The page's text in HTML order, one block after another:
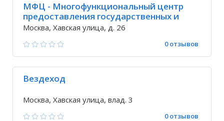
МФЦ - Многофункциональный центр
предоставления государственных и
муниципальных услуг района
Москва, Хавская улица, д. 26
0 отзывов
Вездеход
Москва, Хавская улица, влад. 3
0 отзывов